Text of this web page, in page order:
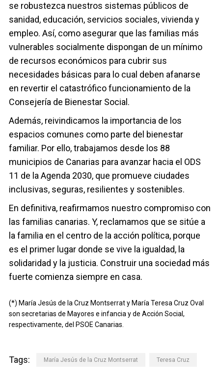
se robustezca nuestros sistemas públicos de
sanidad, educación, servicios sociales, vivienda y
empleo. Así, como asegurar que las familias más
vulnerables socialmente dispongan de un mínimo
de recursos económicos para cubrir sus
necesidades básicas para lo cual deben afanarse
en revertir el catastrófico funcionamiento de la
Consejería de Bienestar Social.
Además, reivindicamos la importancia de los
espacios comunes como parte del bienestar
familiar. Por ello, trabajamos desde los 88
municipios de Canarias para avanzar hacia el ODS
11 de la Agenda 2030, que promueve ciudades
inclusivas, seguras, resilientes y sostenibles.
En definitiva, reafirmamos nuestro compromiso con
las familias canarias. Y, reclamamos que se sitúe a
la familia en el centro de la acción política, porque
es el primer lugar donde se vive la igualdad, la
solidaridad y la justicia. Construir una sociedad más
fuerte comienza siempre en casa.
(*) María Jesús de la Cruz Montserrat y María Teresa Cruz Oval
son secretarias de Mayores e infancia y de Acción Social,
respectivamente, del PSOE Canarias.
Tags: María Jesús de la Cruz Montserrat Teresa Cruz